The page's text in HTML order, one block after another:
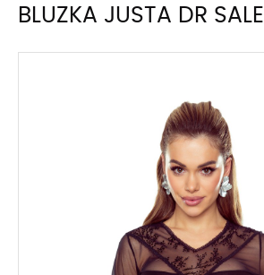
BLUZKA JUSTA DR SALE